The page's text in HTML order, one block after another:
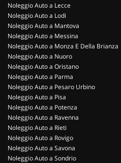
Noleggio Auto a Lecce
Noleggio Auto a Lodi
Noleggio Auto a Mantova
Noleggio Auto a Messina
Noleggio Auto a Monza E Della Brianza
Noleggio Auto a Nuoro
Noleggio Auto a Oristano
Noleggio Auto a Parma
Noleggio Auto a Pesaro Urbino
Noleggio Auto a Pisa
Noleggio Auto a Potenza
Noleggio Auto a Ravenna
Noleggio Auto a Rieti
Noleggio Auto a Rovigo
Noleggio Auto a Savona
Noleggio Auto a Sondrio